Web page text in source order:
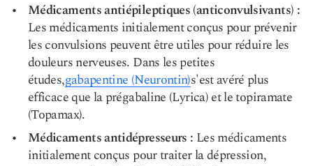
Médicaments antiépileptiques (anticonvulsivants) :
Les médicaments initialement conçus pour prévenir
les convulsions peuvent être utiles pour réduire les
douleurs nerveuses. Dans les petites
études,gabapentine (Neurontin)s'est avéré plus
efficace que la prégabaline (Lyrica) et le topiramate
(Topamax).
Médicaments antidépresseurs : Les médicaments
initialement conçus pour traiter la dépression,